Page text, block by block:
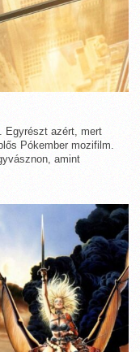
Egyrészt azért, mert
Pókember mozifilm.
amint